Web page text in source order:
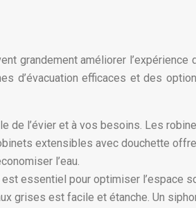
grandement améliorer l’expérience
d’évacuation efficaces et des
de l’évier et à vos besoins. Les
extensibles avec douchette
l’eau.
essentiel pour optimiser l’espace
grises est facile et étanche. Un